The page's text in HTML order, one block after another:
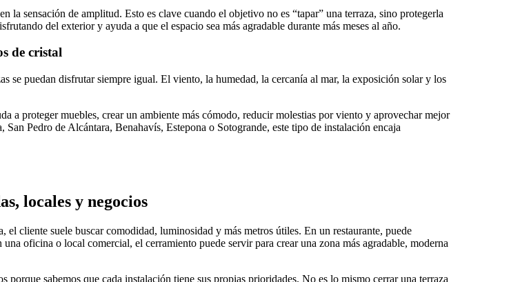
la sensación de amplitud. Esto es clave cuando el objetivo no es “tapar” una terraza, sino protegerla
del exterior y ayuda a que el espacio sea más agradable durante más meses al año.
de cristal
se puedan disfrutar siempre igual. El viento, la humedad, la cercanía al mar, la exposición solar y los
a proteger muebles, crear un ambiente más cómodo, reducir molestias por viento y aprovechar mejor
Pedro de Alcántara, Benahavís, Estepona o Sotogrande, este tipo de instalación encaja
locales y negocios
cliente suele buscar comodidad, luminosidad y más metros útiles. En un restaurante, puede
oficina o local comercial, el cerramiento puede servir para crear una zona más agradable, moderna
sabemos que cada instalación tiene sus propias prioridades. No es lo mismo cerrar una terraza